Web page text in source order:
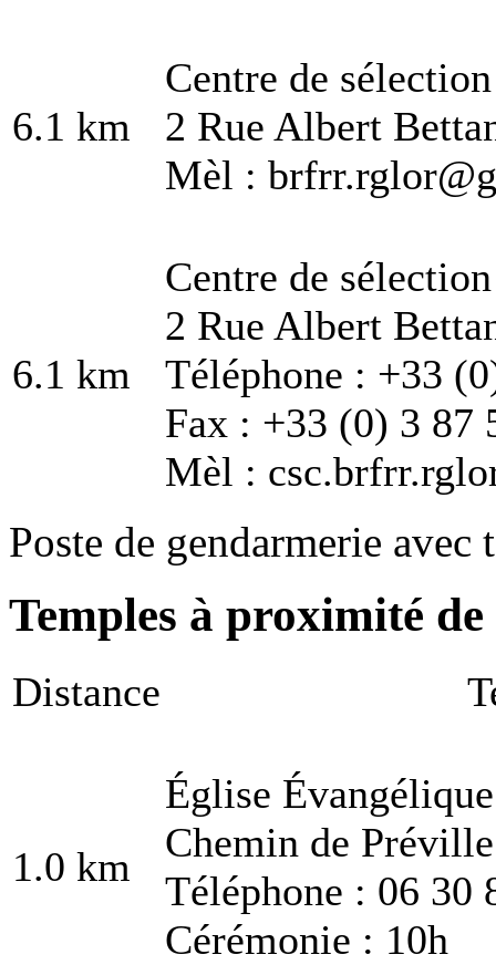
6.1 km
Centre de
2 Rue Albert
Mèl :
6.1 km
Centre de
2 Rue Albert
Téléphone : +33
Fax : +33 (0) 3 87
Mèl :
Poste de gendarmerie avec
Temples à proximité
Distance
1.0 km
Église
Chemin de
Téléphone : 06 30
Cérémonie : 10h